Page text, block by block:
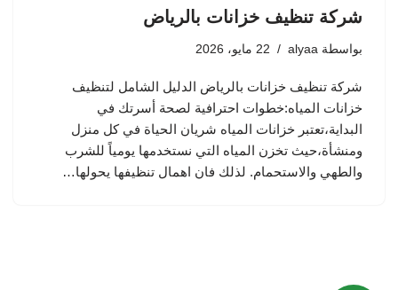
شركة تنظيف خزانات بالرياض
بواسطة alyaa 22 مايو، 2026
شركة تنظيف خزانات بالرياض الدليل الشامل لتنظيف
خزانات المياه:خطوات احترافية لصحة أسرتك في
البداية،تعتبر خزانات المياه شريان الحياة في كل منزل
ومنشأة،حيث تخزن المياه التي نستخدمها يومياً للشرب
والطهي والاستحمام. لذلك فان اهمال تنظيفها يحولها…